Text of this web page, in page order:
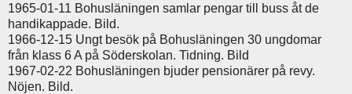
1965-01-11 Bohusläningen samlar pengar till buss åt de
handikappade. Bild.
1966-12-15 Ungt besök på Bohusläningen 30 ungdomar
från klass 6 A på Söderskolan. Tidning. Bild
1967-02-22 Bohusläningen bjuder pensionärer på revy.
Nöjen. Bild.